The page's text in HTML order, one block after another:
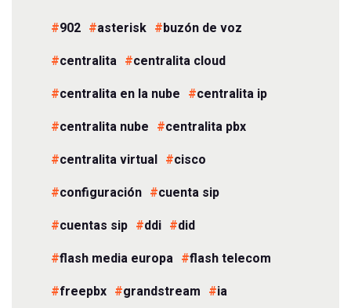
902 asterisk
buzón de voz
centralita
centralita cloud
centralita en la nube
centralita ip
centralita nube
centralita pbx
centralita virtual
cisco
configuración
cuenta sip
cuentas sip
ddi
did
flash media europa
flash telecom
freepbx
grandstream
ia